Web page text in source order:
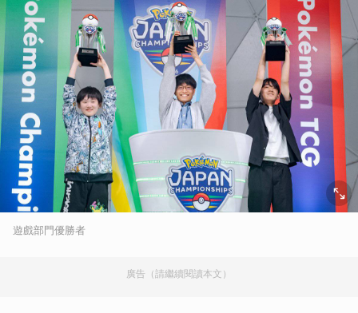
遊戲部門優勝者
廣告（請繼續閱讀本文）